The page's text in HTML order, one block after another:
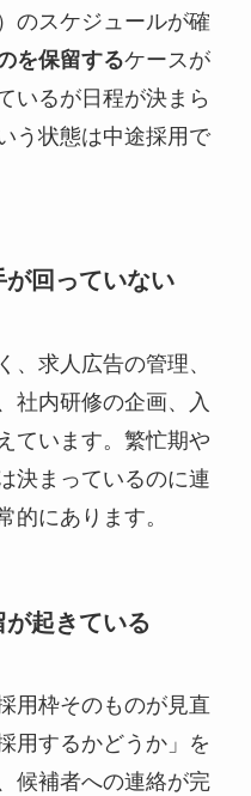
のスケジュールが確
を保留するケースが
いるが日程が決まら
う状態は中途採用で
回っていない
、求人広告の管理、
社内研修の企画、入
ています。繁忙期や
決まっているのに連
的にあります。
起きている
用枠そのものが見直
用するかどうか」を
候補者への連絡が完